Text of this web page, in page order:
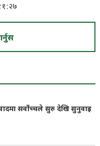
सर्वोच्चले सुरु देखि सुनुवाइ